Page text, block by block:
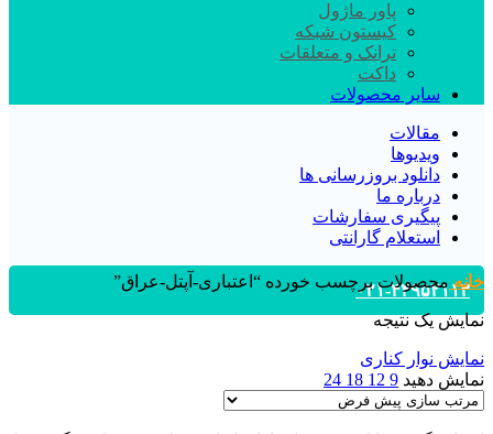
پاور ماژول
کیستون شبکه
ترانک و متعلقات
داکت
سایر محصولات
مقالات
ویدیوها
دانلود بروزرسانی ها
درباره ما
پیگیری سفارشات
استعلام گارانتی
۰۲۱-۴۴۹۵۲۱۱۳خانه محصولات برچسب خورده “اعتباری-آپتل-عراق”
نمایش یک نتیجه
نمایش نوار کناری
نمایش دهید 9
12
18
24